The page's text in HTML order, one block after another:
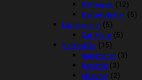
Kattegrus (12)
Kattetoiletter (5)
kattelemme (5)
Cat Mate (5)
Katteskåle (15)
Automater (3)
Keramik (3)
Melamin (2)